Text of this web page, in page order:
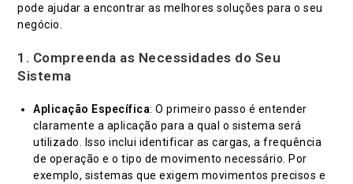
pode ajudar a encontrar as melhores soluções para o seu
negócio.
1. Compreenda as Necessidades do Seu
Sistema
Aplicação Específica: O primeiro passo é entender
claramente a aplicação para a qual o sistema será
utilizado. Isso inclui identificar as cargas, a frequência
de operação e o tipo de movimento necessário. Por
exemplo, sistemas que exigem movimentos precisos e